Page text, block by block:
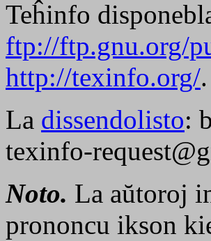
Teĥinfo
ftp://ftp.gnu.org/
http://texinfo.org/.
La dissendolisto:
texinfo-
Noto. La aŭtoroj
prononcu ikson